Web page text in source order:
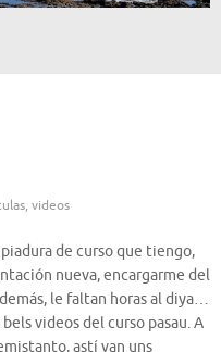
, videos
de curso que tiengo,
nueva, encargarme del
le faltan horas al diya…
videos del curso pasau. A
astí van uns